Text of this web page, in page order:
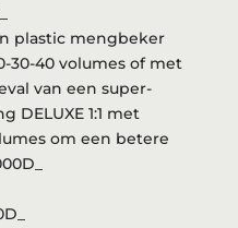
plastic mengbeker
30-40 volumes of met
van een super-
DELUXE 1:1 met
om een betere